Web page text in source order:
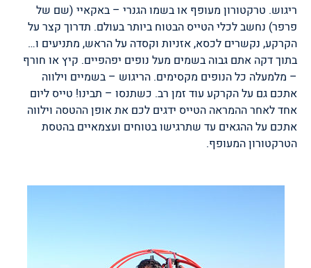
ריגוש. טרקטורון מעופף או בשמו הגנרי – באקאיי (שם של
פרפר) נחשב לכלי הטייס הבטוח ביותר בעולם. תדרוך קצר על
הקרקע, נקשרים לכסא, אזניות וקסדה על הראש, מתניעים ו…
בתוך דקה אתם גבוה בשמים מעל נופים יפהפיים. קיץ או חורף
– מלמעלה כל הנופים מקסימים. הריגוש – בשמיים וילווה
אתכם גם על הקרקע עוד זמן רב. כשתנסו – תבינו! טייס ליום
אחד לאחר ההמראה הטייס ידגים לכם את אופן ההטסה וילווה
אתכם על ההגאים עד שתרגישו בטוחים ועצמאיים בהטסת
הטרקטורון המעופף.